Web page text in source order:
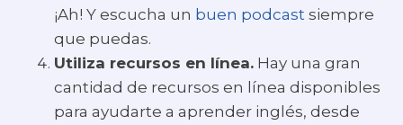
¡Ah! Y escucha un buen podcast siempre
que puedas.
Utiliza recursos en línea. Hay una gran
cantidad de recursos en línea disponibles
para ayudarte a aprender inglés, desde